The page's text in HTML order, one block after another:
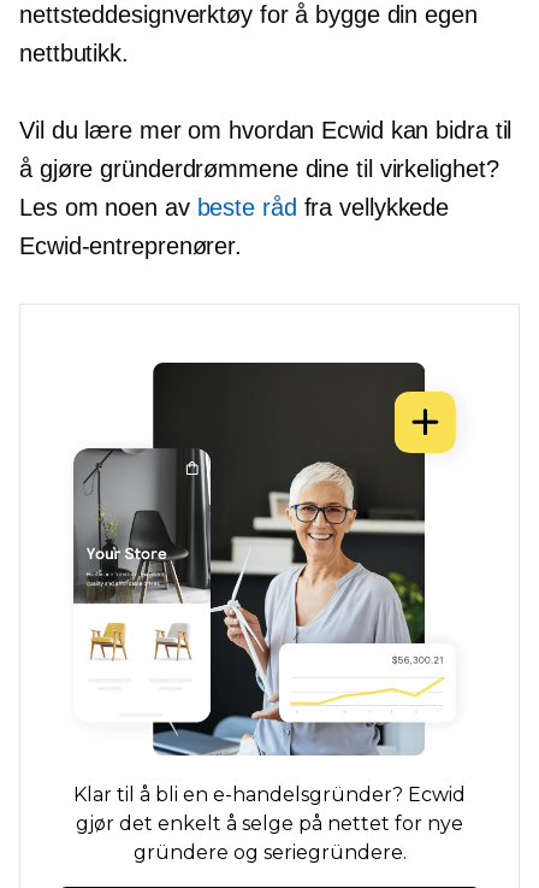
nettsteddesignverktøy for å bygge din egen
nettbutikk.
Vil du lære mer om hvordan Ecwid kan bidra til
å gjøre gründerdrømmene dine til virkelighet?
Les om noen av beste råd fra vellykkede
Ecwid-entreprenører.
Klar til å bli en e-handelsgründer? Ecwid
gjør det enkelt å selge på nettet for nye
gründere og seriegründere.